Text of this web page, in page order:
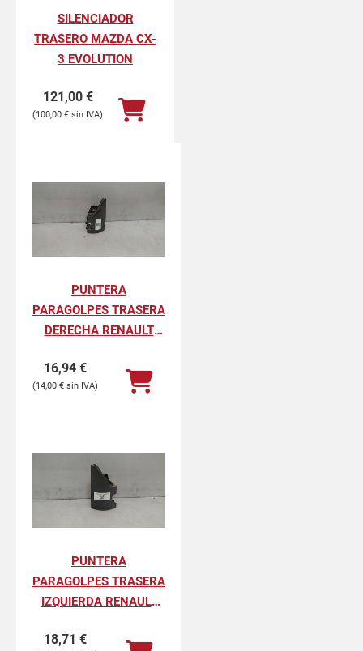
SILENCIADOR
TRASERO MAZDA CX-
3 EVOLUTION
121,00 €
100,00 €
PUNTERA
PARAGOLPES TRASERA
DERECHA RENAULT
PROFESIONAL
16,94 €
14,00 €
PUNTERA
PARAGOLPES TRASERA
IZQUIERDA RENAULT
PROFESIONAL
18,71 €